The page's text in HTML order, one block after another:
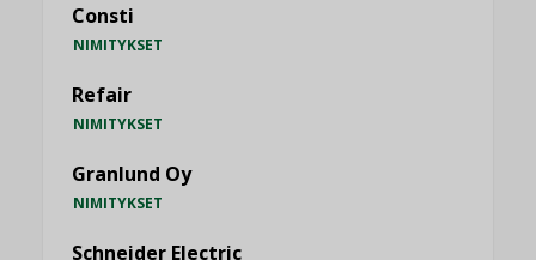
Consti
NIMITYKSET
Refair
NIMITYKSET
Granlund Oy
NIMITYKSET
Schneider Electric